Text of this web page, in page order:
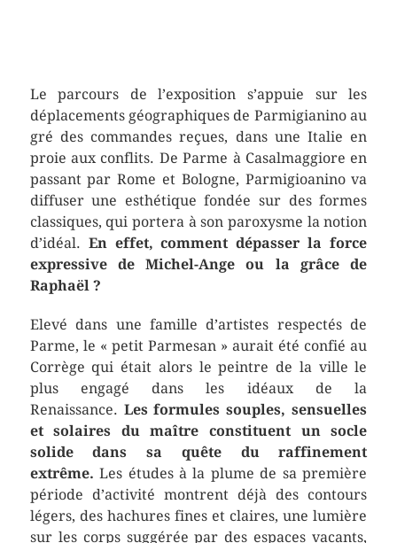
Le parcours de l’exposition s’appuie sur les
déplacements géographiques de Parmigianino au
gré des commandes reçues, dans une Italie en
proie aux conflits. De Parme à Casalmaggiore en
passant par Rome et Bologne, Parmigioanino va
diffuser une esthétique fondée sur des formes
classiques, qui portera à son paroxysme la notion
d’idéal. En effet, comment dépasser la force
expressive de Michel-Ange ou la grâce de
Raphaël ?
Elevé dans une famille d’artistes respectés de
Parme, le « petit Parmesan » aurait été confié au
Corrège qui était alors le peintre de la ville le
plus engagé dans les idéaux de la
Renaissance. Les formules souples, sensuelles
et solaires du maître constituent un socle
solide dans sa quête du raffinement
extrême. Les études à la plume de sa première
période d’activité montrent déjà des contours
légers, des hachures fines et claires, une lumière
sur les corps suggérée par des espaces vacants,